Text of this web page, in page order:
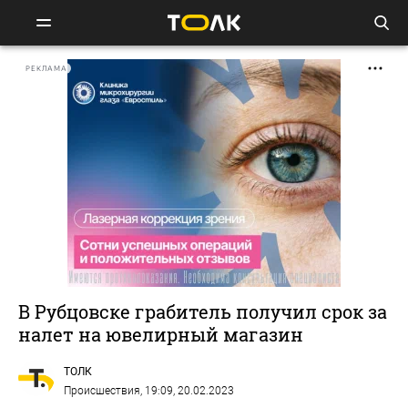
РЕКЛАМА
В Рубцовске грабитель получил срок за
налет на ювелирный магазин
ТОЛК
Происшествия, 19:09, 20.02.2023